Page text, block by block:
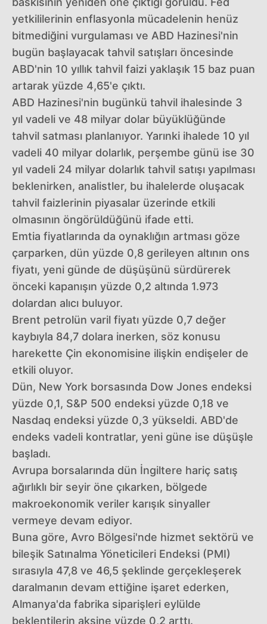
yetkililerinin enflasyonla mücadelenin henüz
bitmediğini vurgulaması ve ABD Hazinesi'nin
bugün başlayacak tahvil satışları öncesinde
ABD'nin 10 yıllık tahvil faizi yaklaşık 15 baz puan
artarak yüzde 4,65'e çıktı.
ABD Hazinesi'nin bugünkü tahvil ihalesinde 3
yıl vadeli ve 48 milyar dolar büyüklüğünde
tahvil satması planlanıyor. Yarınki ihalede 10 yıl
vadeli 40 milyar dolarlık, perşembe günü ise 30
yıl vadeli 24 milyar dolarlık tahvil satışı yapılması
beklenirken, analistler, bu ihalelerde oluşacak
tahvil faizlerinin piyasalar üzerinde etkili
olmasının öngörüldüğünü ifade etti.
Emtia fiyatlarında da oynaklığın artması göze
çarparken, dün yüzde 0,8 gerileyen altının ons
fiyatı, yeni günde de düşüşünü sürdürerek
önceki kapanışın yüzde 0,2 altında 1.973
dolardan alıcı buluyor.
Brent petrolün varil fiyatı yüzde 0,7 değer
kaybıyla 84,7 dolara inerken, söz konusu
harekette Çin ekonomisine ilişkin endişeler de
etkili oluyor.
Dün, New York borsasında Dow Jones endeksi
yüzde 0,1, S&P 500 endeksi yüzde 0,18 ve
Nasdaq endeksi yüzde 0,3 yükseldi. ABD'de
endeks vadeli kontratlar, yeni güne ise düşüşle
başladı.
Avrupa borsalarında dün İngiltere hariç satış
ağırlıklı bir seyir öne çıkarken, bölgede
makroekonomik veriler karışık sinyaller
vermeye devam ediyor.
Buna göre, Avro Bölgesi'nde hizmet sektörü ve
bileşik Satınalma Yöneticileri Endeksi (PMI)
sırasıyla 47,8 ve 46,5 şeklinde gerçekleşerek
daralmanın devam ettiğine işaret ederken,
Almanya'da fabrika siparişleri eylülde
beklentilerin aksine yüzde 0,2 arttı.